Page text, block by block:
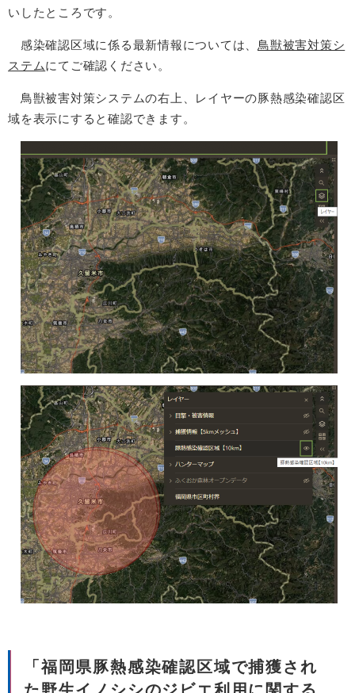
いしたところです。
感染確認区域に係る最新情報については、 鳥獣被害対策シ
ステムにてご確認ください。
鳥獣被害対策システムの右上、レイヤーの豚熱感染確認区
域を表示にすると確認できます。
「福岡県豚熱感染確認区域で捕獲され